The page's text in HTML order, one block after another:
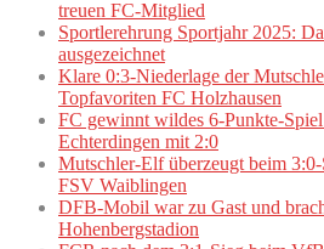
treuen FC-Mitglied
Sportlerehrung Sportjahr 2025:
ausgezeichnet
Klare 0:3-Niederlage der
Topfavoriten FC Holzhausen
FC gewinnt wildes 6-Punkte-
Echterdingen mit 2:0
Mutschler-Elf überzeugt beim
FSV Waiblingen
DFB-Mobil war zu Gast und
Hohenbergstadion